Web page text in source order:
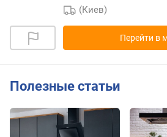
(Киев)
Перейти в
Полезные статьи